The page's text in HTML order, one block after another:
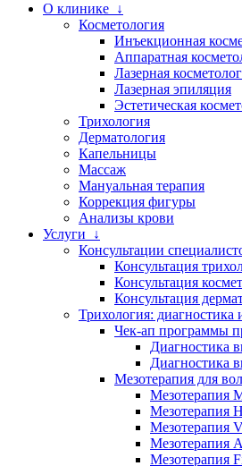
О клинике ↓
Косметология
Инъекционная
Аппаратная
Лазерная
Лазерная эпиляция
Эстетическая
Трихология
Дерматология
Капельницы
Массаж
Мануальная терапия
Коррекция фигуры
Анализы крови
Услуги ↓
Консультации
Консультация
Консультация
Консультация
Трихология: диагностика
Чек-ап программы
Диагностика
Диагностика
Мезотерапия для
Мезотерапия
Мезотерапия
Мезотерапия
Мезотерапия
Мезотерапия